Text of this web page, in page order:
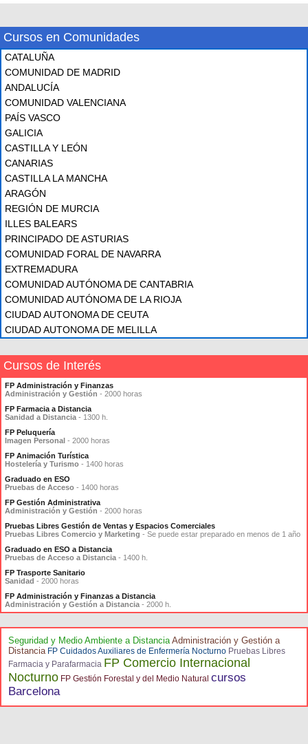
Cursos en Comunidades
CATALUÑA
COMUNIDAD DE MADRID
ANDALUCÍA
COMUNIDAD VALENCIANA
PAÍS VASCO
GALICIA
CASTILLA Y LEÓN
CANARIAS
CASTILLA LA MANCHA
ARAGÓN
REGIÓN DE MURCIA
ILLES BALEARS
PRINCIPADO DE ASTURIAS
COMUNIDAD FORAL DE NAVARRA
EXTREMADURA
COMUNIDAD AUTÓNOMA DE CANTABRIA
COMUNIDAD AUTÓNOMA DE LA RIOJA
CIUDAD AUTONOMA DE CEUTA
CIUDAD AUTONOMA DE MELILLA
Cursos de Interés
FP Administración y Finanzas
Administración y Gestión - 2000 horas
FP Farmacia a Distancia
Sanidad a Distancia - 1300 h.
FP Peluquería
Imagen Personal - 2000 horas
FP Animación Turística
Hostelería y Turismo - 1400 horas
Graduado en ESO
Pruebas de Acceso - 1400 horas
FP Gestión Administrativa
Administración y Gestión - 2000 horas
Pruebas Libres Gestión de Ventas y Espacios Comerciales
Pruebas Libres Comercio y Marketing - Se puede estar preparado en menos de 1 año
Graduado en ESO a Distancia
Pruebas de Acceso a Distancia - 1400 h.
FP Trasporte Sanitario
Sanidad - 2000 horas
FP Administración y Finanzas a Distancia
Administración y Gestión a Distancia - 2000 h.
Seguridad y Medio Ambiente a Distancia Administración y Gestión a
Distancia FP Cuidados Auxiliares de Enfermería Nocturno Pruebas Libres
Farmacia y Parafarmacia FP Comercio Internacional
Nocturno FP Gestión Forestal y del Medio Natural cursos
Barcelona